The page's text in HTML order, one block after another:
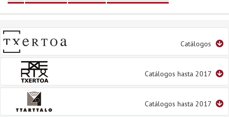
Catálogos
Catálogos hasta 2017
Catálogos hasta 2017